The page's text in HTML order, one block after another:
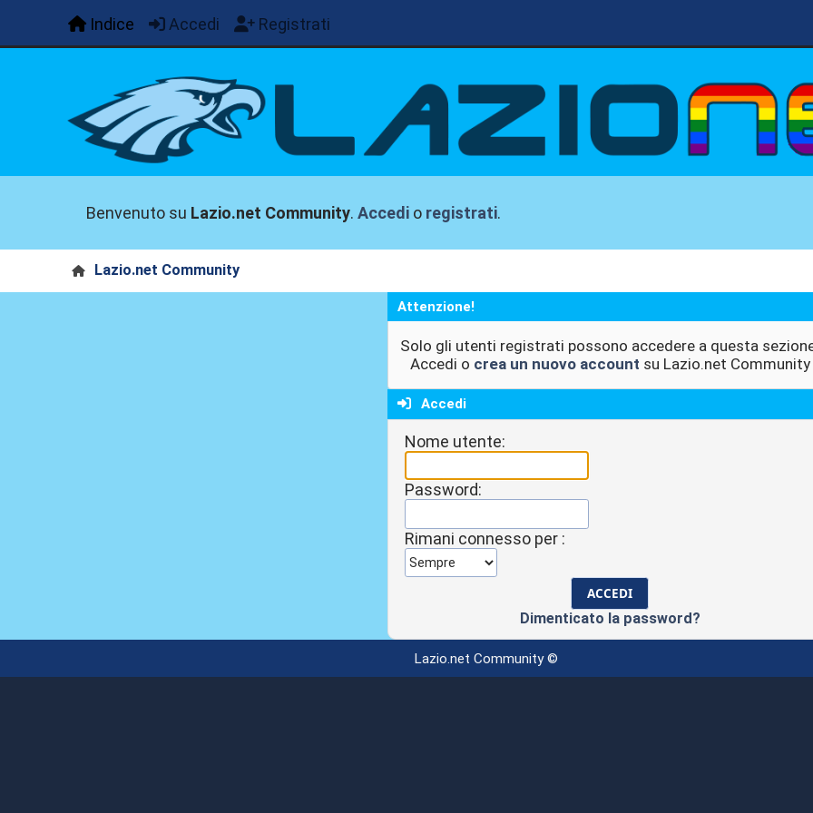
Indice Accedi Registrati
Benvenuto su Lazio.net Community.Accedi o registrati.
Lazio.net Community
Attenzione!
Solo gli utenti registrati possono accedere a questa
Accedi o crea un nuovo account su Lazio.net Community
Accedi
Nome utente:
Password:
Rimani connesso per :
Dimenticato la password?
Lazio.net Community ©